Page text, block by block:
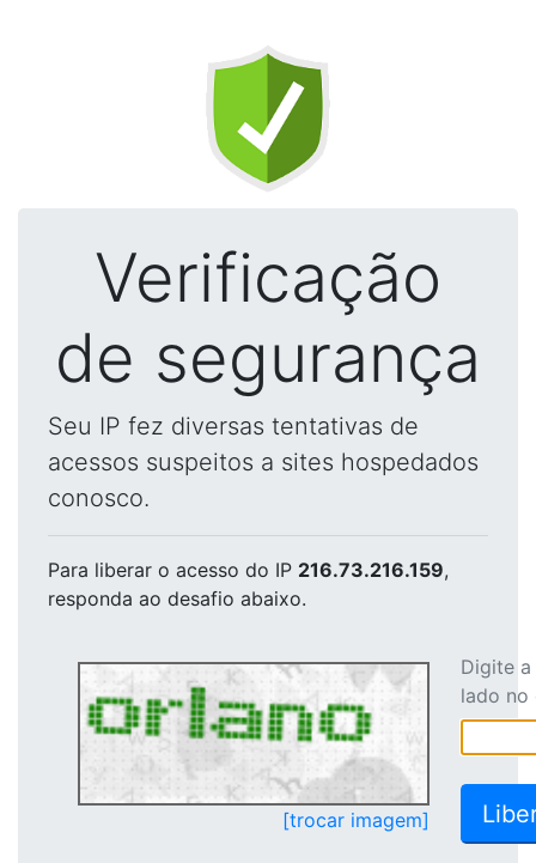
Verificação
de segurança
Seu IP fez diversas tentativas de
acessos suspeitos a sites hospedados
conosco.
Para liberar o acesso do IP 216.73.216.159,
responda ao desafio abaixo.
[trocar imagem]
Digite
lado no